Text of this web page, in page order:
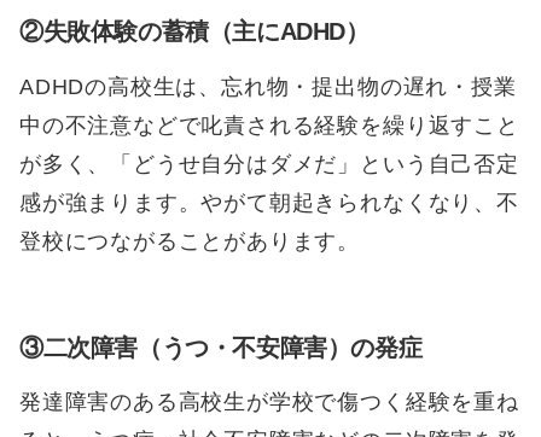
②失敗体験の蓄積（主にADHD）
ADHDの高校生は、忘れ物・提出物の遅れ・授業
中の不注意などで叱責される経験を繰り返すこと
が多く、「どうせ自分はダメだ」という自己否定
感が強まります。やがて朝起きられなくなり、不
登校につながることがあります。
③二次障害（うつ・不安障害）の発症
発達障害のある高校生が学校で傷つく経験を重ね